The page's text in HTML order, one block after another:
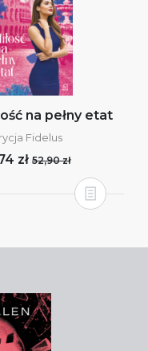
na pełny etat
Fidelus
zł 52,90 zł